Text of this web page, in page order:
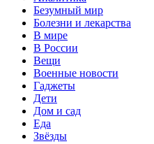
Безумный мир
Болезни и лекарства
В мире
В России
Вещи
Военные новости
Гаджеты
Дети
Дом и сад
Еда
Звёзды